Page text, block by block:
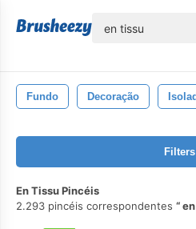
Fundo Decoração
Filters
En Tissu Pincéis
2.293 pincéis correspondentes